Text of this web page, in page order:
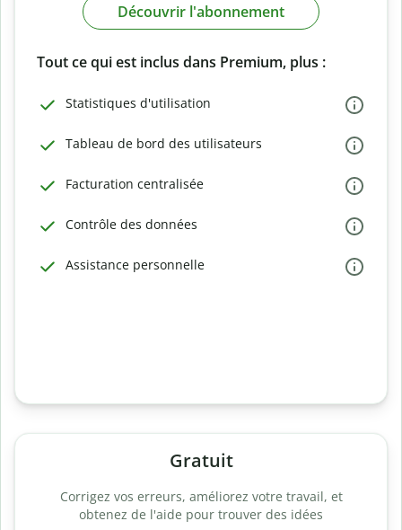
Découvrir l'abonnement
Tout ce qui est inclus dans Premium, plus :
Statistiques d'utilisation
Tableau de bord des utilisateurs
Facturation centralisée
Contrôle des données
Assistance personnelle
Gratuit
Corrigez vos erreurs, améliorez votre travail, et
obtenez de l'aide pour trouver des idées